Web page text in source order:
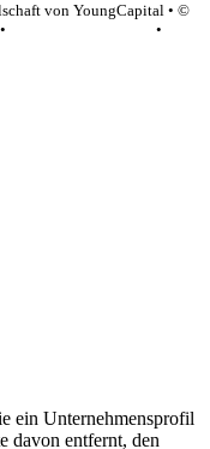
von YoungCapital • ©
•
•
ein Unternehmensprofil
davon entfernt, den